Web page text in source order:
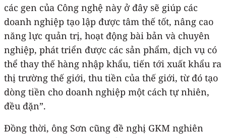
các gen của Công nghệ này ở đây sẽ giúp các
doanh nghiệp tạo lập được tâm thế tốt, nâng cao
năng lực quản trị, hoạt động bài bản và chuyên
nghiệp, phát triển được các sản phẩm, dịch vụ có
thể thay thế hàng nhập khẩu, tiến tới xuất khẩu ra
thị trường thế giới, thu tiền của thế giới, từ đó tạo
dòng tiền cho doanh nghiệp một cách tự nhiên,
đều đặn”.
Đồng thời, ông Sơn cũng đề nghị GKM nghiên